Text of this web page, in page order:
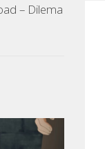
– Dilema